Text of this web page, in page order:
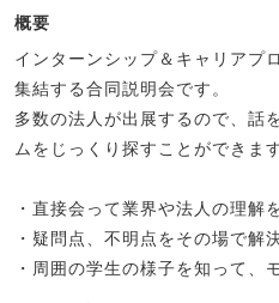
概要
インターンシップ＆キャリアプ
集結する合同説明会です。
多数の法人が出展するので、話
ムをじっくり探すことができます
・直接会って業界や法人の理解
・疑問点、不明点をその場で解
・周囲の学生の様子を知って、